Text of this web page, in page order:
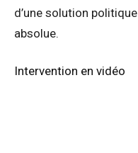
d’une solution
absolue.
Intervention en vidéo